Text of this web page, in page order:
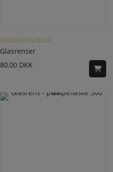
VEDLIGEHOLDELSE
Glasrenser
80,00 DKK